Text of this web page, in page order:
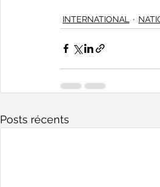
INTERNATIONAL
Posts récents